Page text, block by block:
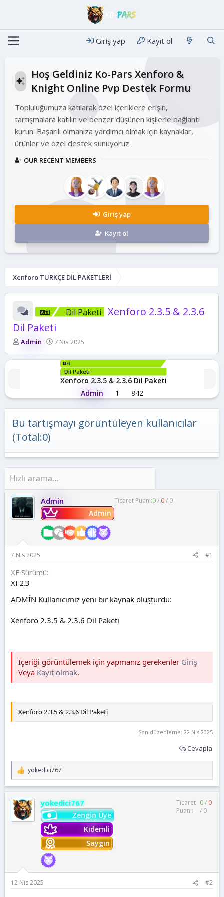
Giriş yap Kayıt ol
Hoş Geldiniz Ko-Pars Xenforo &
Knight Online Pvp Destek Formu
Topluluğumuza katılarak özel içeriklere erişin,
tartışmalara katılın ve benzer düşünen kişilerle bağlantı
kurun. Başarılı olmanıza yardımcı olmak için kaynaklar,
ürünler ve özel destek sunuyoruz.
OUR RECENT MEMBERS
Giriş yap
Kayıt ol
Xenforo TÜRKÇE DİL PAKETLERİ
Dil Paketi
Xenforo 2.3.5 & 2.3.6
Dil Paketi
K
n
ş
a
a
n
Admin
B
ş
t
h
i
7 Nis 2025
Dil Paketi
Xenforo 2.3.5 & 2.3.6 Dil Paketi
Admin
1 842
Bu tartışmayı görüntüleyen kullanıcılar
(Total:0)
Admin
Admin
Ticaret Puanı:0/ 0/ 0
7 Nis 2025 #1
XF Sürümü
XF2.3
ADMİN Kullanıcımız yeni bir kaynak oluşturdu:
Xenforo 2.3.5 & 2.3.6 Dil Paketi
İçeriği görüntülemek için yapmanız gerekenler Giriş
Veya Kayıt olmak.
Xenforo 2.3.5 & 2.3.6 Dil Paketi
Son düzenleme: 22 Nis 2025
Cevapla
T
e
p
k
i
l
e
yokedici767
yokedici767
Zengin Üye
Kıdemli
Saygın
Ticaret
Puanı:
0/ 0
/ 0
12 Nis 2025 #2